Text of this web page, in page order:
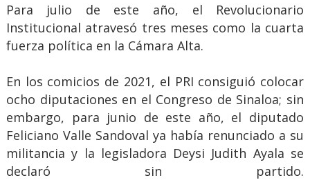
Para julio de este año, el Revolucionario
Institucional atravesó tres meses como la cuarta
fuerza política en la Cámara Alta.
En los comicios de 2021, el PRI consiguió colocar
ocho diputaciones en el Congreso de Sinaloa; sin
embargo, para junio de este año, el diputado
Feliciano Valle Sandoval ya había renunciado a su
militancia y la legisladora Deysi Judith Ayala se
declaró sin partido.